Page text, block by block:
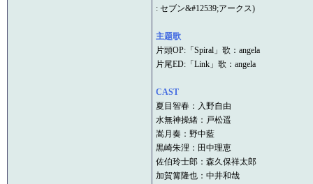
: セブン&#12539;アークス)
主题歌
片頭OP:「Spiral」歌：angela
片尾ED:「Link」歌：angela
CAST
夏目智春：入野自由
水無神操緒：戸松遥
嵩月奏：野中藍
黒崎朱浬：田中理恵
佐伯玲士郎：森久保祥太郎
加賀篝隆也：中井和哉